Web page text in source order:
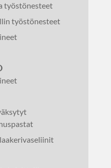
työstönesteet
työstönesteet